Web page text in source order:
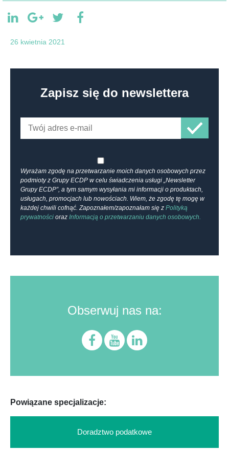
26 kwietnia 2021
Zapisz się do newslettera
Wyrażam zgodę na przetwarzanie moich danych osobowych przez
podmioty z Grupy ECDP w celu świadczenia usługi „Newsletter
Grupy ECDP”, a tym samym wysyłania mi informacji o produktach,
usługach, promocjach lub nowościach. Wiem, że zgodę tę mogę w
każdej chwili cofnąć. Zapoznałem/zapoznałam się z Polityką
prywatności oraz Informacją o przetwarzaniu danych osobowych.
Obserwuj nas na:
Powiązane specjalizacje:
Doradztwo podatkowe